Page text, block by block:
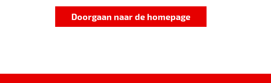
Doorgaan naar de homepage